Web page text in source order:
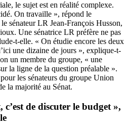
le sujet est en réalité complexe.
On travaille », répond le
sénateur LR Jean-François Husson,
Une sénatrice LR préfère ne pas
t-elle. « On étudie encore les deux
une dizaine de jours », explique-t-
un membre du groupe, « une
la ligne de la question préalable ».
les sénateurs du groupe Union
la majorité au Sénat.
de discuter le budget »,